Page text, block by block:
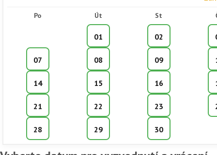
Po
Út St
01 02
07 08 09
14 15 16
21 22 23
28 29 30